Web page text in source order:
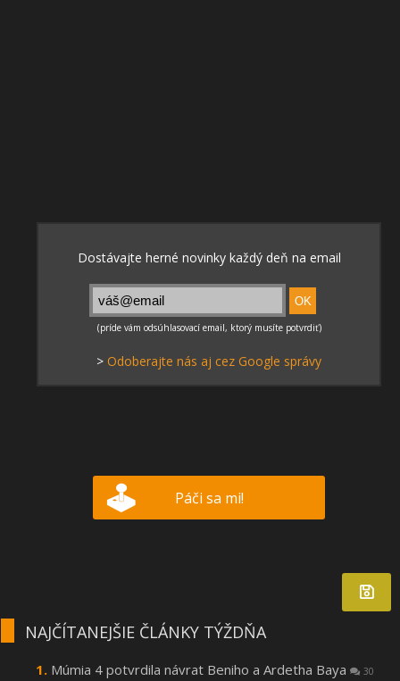
> Odoberajte nás aj cez Google správy
Páči sa mi!
NAJČÍTANEJŠIE ČLÁNKY TÝŽDŇA
Múmia 4 potvrdila návrat Beniho a Ardetha Baya 30